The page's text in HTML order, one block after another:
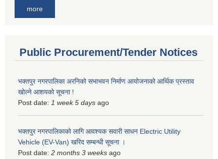
more
Public Procurement/Tender Notices
भक्तपुर नगरपालिका अरनिको सभाभवन निर्माण आयोजनाको आर्थिक प्रस्ताव
खोल्ने आशयको सूचना !
Post date: 1 week 5 days ago
भक्तपुर नगरपालिकाकाे लागि आवश्यक सवारी साधन Electric Utility
Vehicle (EV-Van) खरिद सम्बन्धी सूचना ।
Post date: 2 months 3 weeks ago